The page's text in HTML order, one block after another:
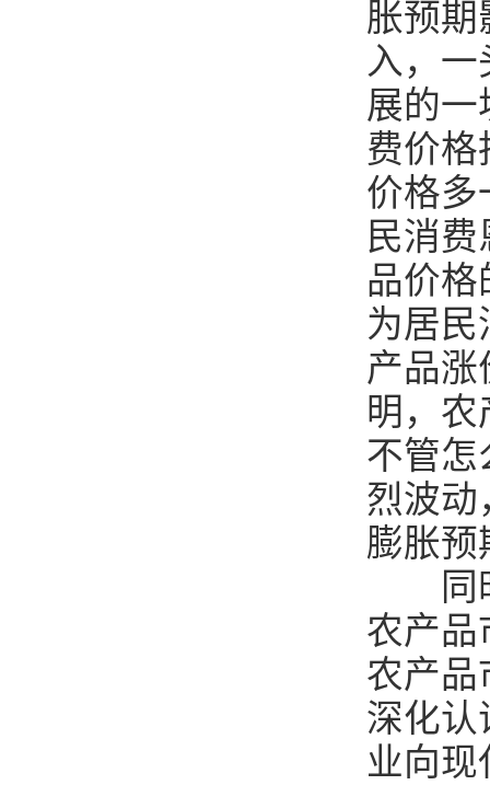
胀预期
入，
展的一
费价格
价格多
民消
品价格
为居民
产品涨
明，农
不管怎
烈波动
膨胀预
同时
农产品
农产品
深化认
业向现